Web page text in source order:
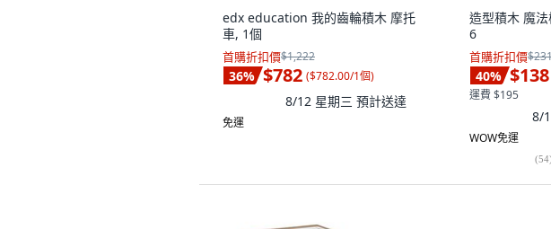
edx education 我的齒輪積木 摩托
車, 1個
首購折扣價$1,222
36% $782 ($782.00/1個)
8/12 星期三 預計送達
免運
造型積木 魔
6
首購折扣價
40% $138
運費 $195
8/
WOW免運
(54)